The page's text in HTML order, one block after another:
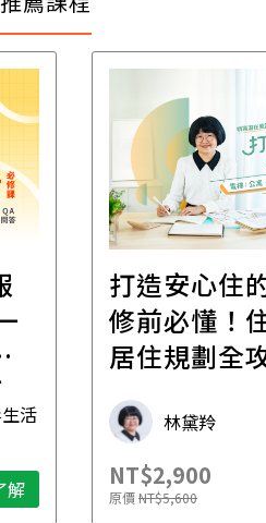
活
解
打造安心住
修前必懂！
居住規劃全
林黛羚
NT$2,900
原價NT$5,600